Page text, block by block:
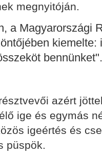
megnyitóján.
a Magyarországi
bennünket".
azért
ige és egymás
igeértés és
püspök.